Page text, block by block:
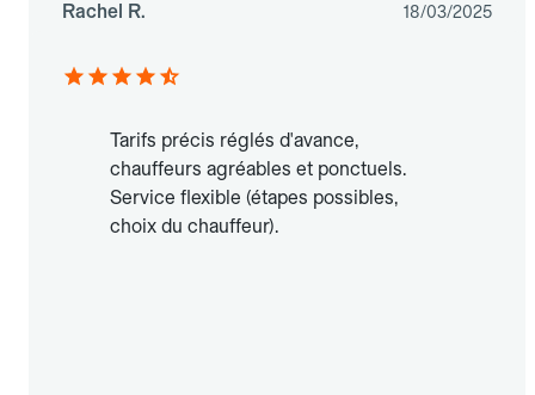
Rachel R. 18/03/2025
Tarifs précis réglés d'avance,
chauffeurs agréables et ponctuels.
Service flexible (étapes possibles,
choix du chauffeur).